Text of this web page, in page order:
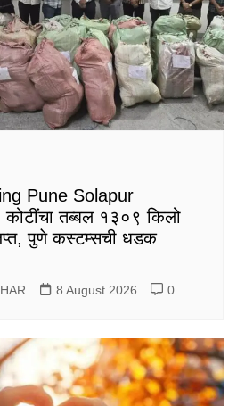
Pune Solapur
तब्बल १३०९ किलो
पुणे कस्टम्सची धडक
8 August 2026 0